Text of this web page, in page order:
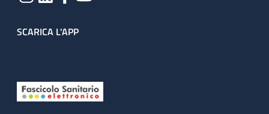
SCARICA L'APP